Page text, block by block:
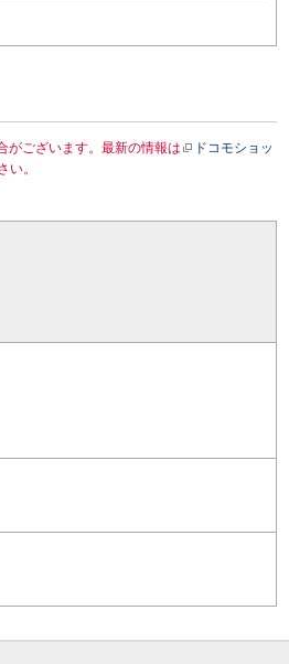
がございます。最新の情報は
ドコモショッ
い。